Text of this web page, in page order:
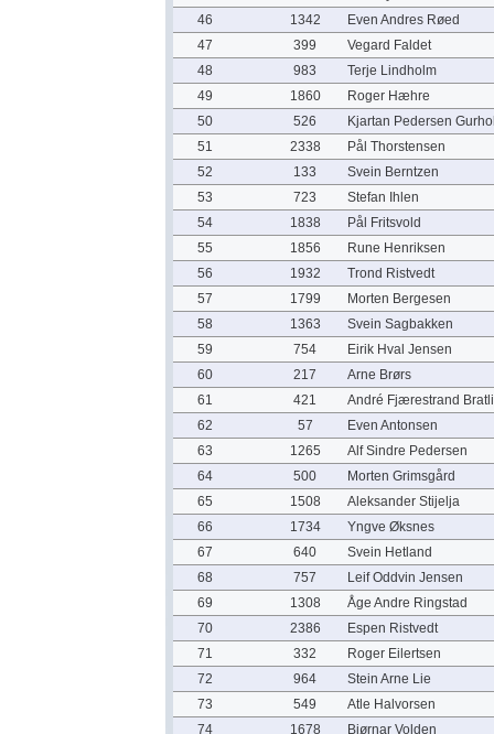
46
1342
Even Andres Røed
47
399
Vegard Faldet
48
983
Terje Lindholm
49
1860
Roger Hæhre
50
526
Kjartan Pedersen
51
2338
Pål Thorstensen
52
133
Svein Berntzen
53
723
Stefan Ihlen
54
1838
Pål Fritsvold
55
1856
Rune Henriksen
56
1932
Trond Ristvedt
57
1799
Morten Bergesen
58
1363
Svein Sagbakken
59
754
Eirik Hval Jensen
60
217
Arne Brørs
61
421
André Fjærestrand Bratli
62
57
Even Antonsen
63
1265
Alf Sindre Pedersen
64
500
Morten Grimsgård
65
1508
Aleksander Stijelja
66
1734
Yngve Øksnes
67
640
Svein Hetland
68
757
Leif Oddvin Jensen
69
1308
Åge Andre Ringstad
70
2386
Espen Ristvedt
71
332
Roger Eilertsen
72
964
Stein Arne Lie
73
549
Atle Halvorsen
74
1678 Bjørnar Volden